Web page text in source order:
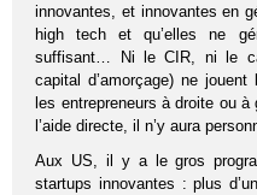
innovantes, et innovantes en
high tech et qu’elles ne
suffisant… Ni le CIR, ni le
capital d’amorçage) ne
les entrepreneurs à droite ou
l’aide directe, il n’y aura
Aux US, il y a le gros
startups innovantes : plus